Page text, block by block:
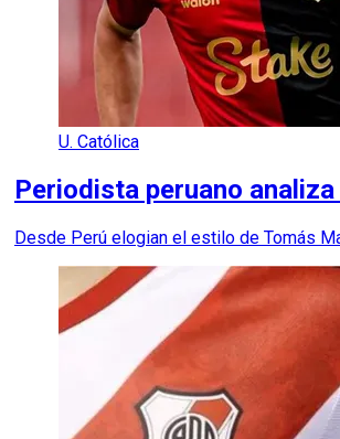
U. Católica
Periodista peruano
Desde Perú elogian el estilo de Tomás